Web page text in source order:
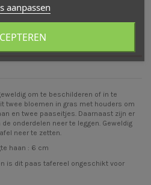
om te beschilderen of in te
twee bloemen in gras met houders om
en twee paaseitjes. Daarnaast zijn er
onderdelen neer te leggen. Geweldig
neer te zetten.
haan : 6 cm
is dit paas tafereel ongeschikt voor
aanpassen